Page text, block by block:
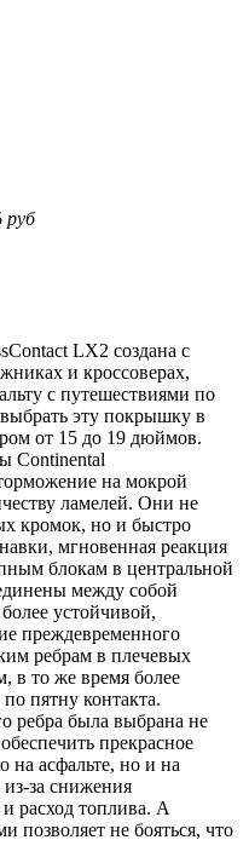
руб
LX2 создана с
и кроссоверах,
с путешествиями по
эту покрышку в
от 15 до 19 дюймов.
Continental
на мокрой
ламелей. Они не
кромок, но и быстро
мгновенная реакция
блокам в центральной
между собой
устойчивой,
преждевременного
ребрам в плечевых
в то же время более
пятну контакта.
ребра была выбрана не
прекрасное
на асфальте, но и на
за снижения
расход топлива. А
позволяет не бояться, что